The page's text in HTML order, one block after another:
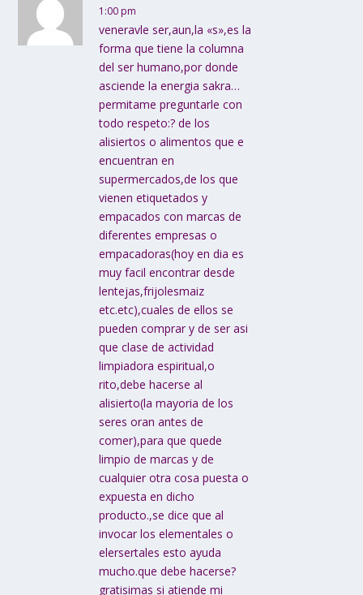
1:00 pm
veneravle ser,aun,la «s»,es la
forma que tiene la columna
del ser humano,por donde
asciende la energia sakra…
permitame preguntarle con
todo respeto:? de los
alisiertos o alimentos que e
encuentran en
supermercados,de los que
vienen etiquetados y
empacados con marcas de
diferentes empresas o
empacadoras(hoy en dia es
muy facil encontrar desde
lentejas,frijolesmaiz
etc.etc),cuales de ellos se
pueden comprar y de ser asi
que clase de actividad
limpiadora espiritual,o
rito,debe hacerse al
alisierto(la mayoria de los
seres oran antes de
comer),para que quede
limpio de marcas y de
cualquier otra cosa puesta o
expuesta en dicho
producto.,se dice que al
invocar los elementales o
elersertales esto ayuda
mucho.que debe hacerse?
gratisimas si atiende mi